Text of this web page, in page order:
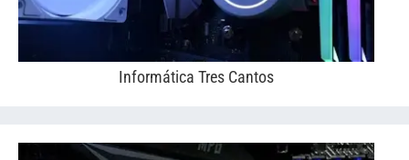
Informática Tres Cantos